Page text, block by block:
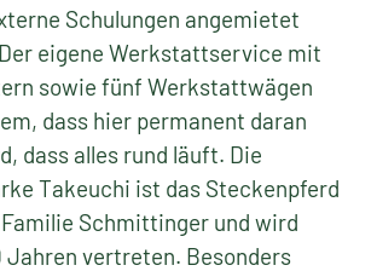
Schulungen angemietet
eigene Werkstattservice mit
sowie fünf Werkstattwägen
dass hier permanent daran
dass alles rund läuft. Die
Takeuchi ist das Steckenpferd
Schmittinger und wird
vertreten. Besonders